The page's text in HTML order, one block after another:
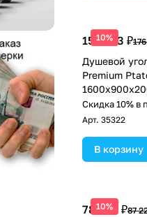
10%
158 503 ₽
Душевой
Premium
графит,
Скидка 10% в
Арт. 35322
В корзину
10%
78 503 ₽87